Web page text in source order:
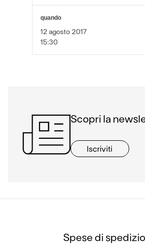
quando
12 agosto 2017
15:30
Scopri la
Iscriviti
Spese di